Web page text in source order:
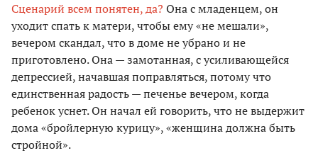
Сценарий всем понятен, да? Она с младенцем, он
уходит спать к матери, чтобы ему «не мешали»,
вечером скандал, что в доме не убрано и не
приготовлено. Она — замотанная, с усиливающейся
депрессией, начавшая поправляться, потому что
единственная радость — печенье вечером, когда
ребенок уснет. Он начал ей говорить, что не выдержит
дома «бройлерную курицу», «женщина должна быть
стройной».